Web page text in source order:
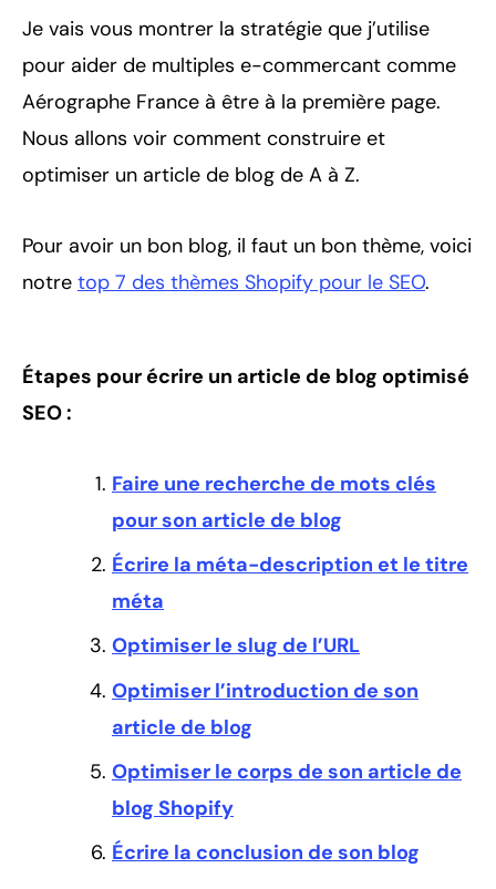
Je vais vous montrer la stratégie que j’utilise
pour aider de multiples e-commercant comme
Aérographe France à être à la première page.
Nous allons voir comment construire et
optimiser un article de blog de A à Z.
Pour avoir un bon blog, il faut un bon thème, voici
notre top 7 des thèmes Shopify pour le SEO.
Étapes pour écrire un article de blog optimisé
SEO :
Faire une recherche de mots clés
pour son article de blog
Écrire la méta-description et le titre
méta
Optimiser le slug de l’URL
Optimiser l’introduction de son
article de blog
Optimiser le corps de son article de
blog Shopify
Écrire la conclusion de son blog